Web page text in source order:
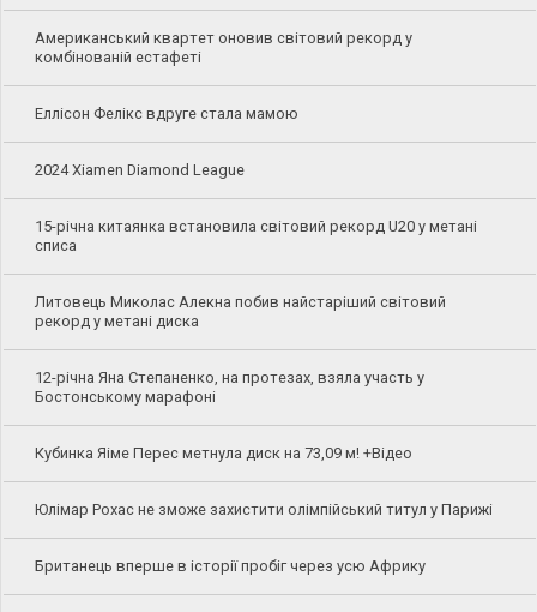
Американський квартет оновив світовий рекорд у
комбінованій естафеті
Еллісон Фелікс вдруге стала мамою
2024 Xiamen Diamond League
15-річна китаянка встановила світовий рекорд U20 у метані
списа
Литовець Миколас Алекна побив найстаріший світовий
рекорд у метані диска
12-річна Яна Степаненко, на протезах, взяла участь у
Бостонському марафоні
Кубинка Яіме Перес метнула диск на 73,09 м! +Відео
Юлімар Рохас не зможе захистити олімпійський титул у Парижі
Британець вперше в історії пробіг через усю Африку